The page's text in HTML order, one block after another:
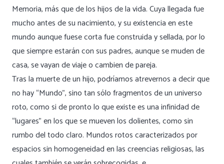
Memoria, más que de los hijos de la vida. Cuya llegada fue
mucho antes de su nacimiento, y su existencia en este
mundo aunque fuese corta fue construida y sellada, por lo
que siempre estarán con sus padres, aunque se muden de
casa, se vayan de viaje o cambien de pareja.
Tras la muerte de un hijo, podríamos atrevernos a decir que
no hay “Mundo”, sino tan sólo fragmentos de un universo
roto, como si de pronto lo que existe es una infinidad de
“lugares” en los que se mueven los dolientes, como sin
rumbo del todo claro. Mundos rotos caracterizados por
espacios sin homogeneidad en las creencias religiosas, las